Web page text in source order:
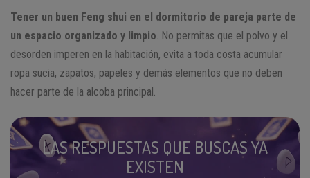
Tener un buen Feng shui en el dormitorio de pareja parte de
un espacio organizado y limpio . No permitas que el polvo y el
desorden imperen en la habitación, evita a toda costa acumular
ropa sucia, zapatos, papeles y demás elementos que no deben
hacer parte de la alcoba principal.
LAS RESPUESTAS QUE BUSCAS YA
EXISTEN